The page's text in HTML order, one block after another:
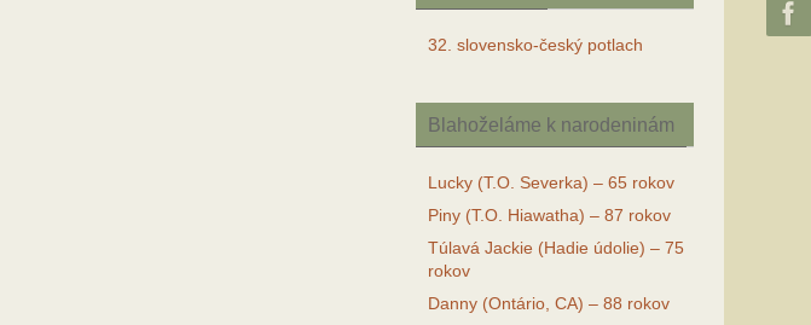
32. slovensko-český potlach
Blahoželáme k narodeninám
Lucky (T.O. Severka) – 65 rokov
Piny (T.O. Hiawatha) – 87 rokov
Túlavá Jackie (Hadie údolie) – 75
rokov
Danny (Ontário, CA) – 88 rokov